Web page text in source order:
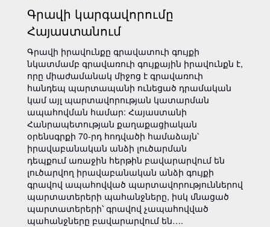
Գրավի կարգավորումը
Հայաստանում
Գրավի իրավունքը գրավատուի գույքի
նկատմամբ գրավառուի գույքային իրավունքն է,
որը միաժամանակ միջոց է գրավառուի
հանդեպ պարտապանի ունեցած դրամական
կամ այլ պարտավորության կատարման
ապահովման համար: Հայաստանի
Հանրապետության քաղաքացիական
օրենսգրքի 70-րդ հոդվածի համաձայն՝
իրավաբանական անձի լուծարման
դեպքում առաջին հերթին բավարարվում են
լուծարվող իրավաբանական անձի գույքի
գրավով ապահովված պարտավորություններով
պարտատերերի պահանջները, իսկ մնացած
պարտատերերի՝ գրավով չապահովված
պահանջները բավարարվում են….